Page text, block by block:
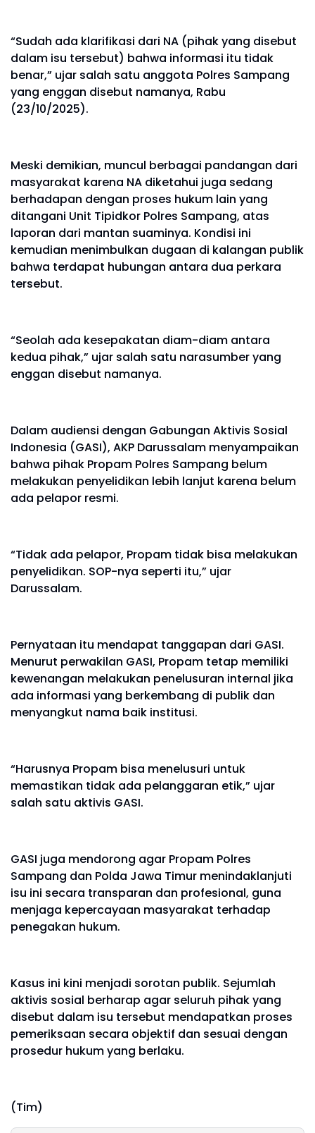
“Sudah ada klarifikasi dari NA (pihak yang disebut
dalam isu tersebut) bahwa informasi itu tidak
benar,” ujar salah satu anggota Polres Sampang
yang enggan disebut namanya, Rabu
(23/10/2025).
Meski demikian, muncul berbagai pandangan dari
masyarakat karena NA diketahui juga sedang
berhadapan dengan proses hukum lain yang
ditangani Unit Tipidkor Polres Sampang, atas
laporan dari mantan suaminya. Kondisi ini
kemudian menimbulkan dugaan di kalangan publik
bahwa terdapat hubungan antara dua perkara
tersebut.
“Seolah ada kesepakatan diam-diam antara
kedua pihak,” ujar salah satu narasumber yang
enggan disebut namanya.
Dalam audiensi dengan Gabungan Aktivis Sosial
Indonesia (GASI), AKP Darussalam menyampaikan
bahwa pihak Propam Polres Sampang belum
melakukan penyelidikan lebih lanjut karena belum
ada pelapor resmi.
“Tidak ada pelapor, Propam tidak bisa melakukan
penyelidikan. SOP-nya seperti itu,” ujar
Darussalam.
Pernyataan itu mendapat tanggapan dari GASI.
Menurut perwakilan GASI, Propam tetap memiliki
kewenangan melakukan penelusuran internal jika
ada informasi yang berkembang di publik dan
menyangkut nama baik institusi.
“Harusnya Propam bisa menelusuri untuk
memastikan tidak ada pelanggaran etik,” ujar
salah satu aktivis GASI.
GASI juga mendorong agar Propam Polres
Sampang dan Polda Jawa Timur menindaklanjuti
isu ini secara transparan dan profesional, guna
menjaga kepercayaan masyarakat terhadap
penegakan hukum.
Kasus ini kini menjadi sorotan publik. Sejumlah
aktivis sosial berharap agar seluruh pihak yang
disebut dalam isu tersebut mendapatkan proses
pemeriksaan secara objektif dan sesuai dengan
prosedur hukum yang berlaku.
(Tim)